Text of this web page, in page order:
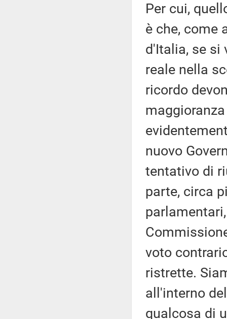
Per cui,
è che, come
d'Italia, se si
reale nella
ricordo
nuovo
tentativo di
parte, circa
voto
ristrette.
all'interno
qualcosa di